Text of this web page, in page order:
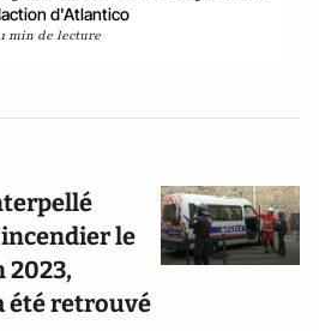
d'Atlantico
1 min de lecture
le
2023,
été retrouvé